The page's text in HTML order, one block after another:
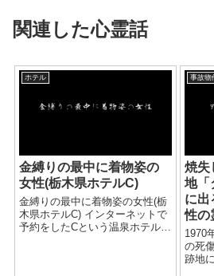
関連した心霊話
ホテル
金縛りの最中に着物姿の
女性(栃木県ホテルC)
金縛りの最中に着物姿の女性(栃
木県ホテルC) インターネットで
予約をしたCという温泉ホテル
事故物
焼失
地「
に出
性の
1970
の死
跡地